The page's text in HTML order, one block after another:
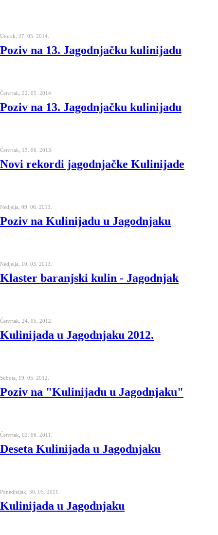
Utorak, 27. 05. 2014.
Poziv na 13. Jagodnjačku kulinijadu
Četvrtak, 22. 05. 2014.
Poziv na 13. Jagodnjačku kulinijadu
Četvrtak, 13. 06. 2013.
Novi rekordi jagodnjačke Kulinijade
Nedjelja, 09. 06. 2013.
Poziv na Kulinijadu u Jagodnjaku
Nedjelja, 10. 03. 2013.
Klaster baranjski kulin - Jagodnjak
Četvrtak, 24. 05. 2012.
Kulinijada u Jagodnjaku 2012.
Subota, 19. 05. 2012.
Poziv na "Kulinijadu u Jagodnjaku"
Četvrtak, 02. 06. 2011.
Deseta Kulinijada u Jagodnjaku
Ponedjeljak, 30. 05. 2011.
Kulinijada u Jagodnjaku